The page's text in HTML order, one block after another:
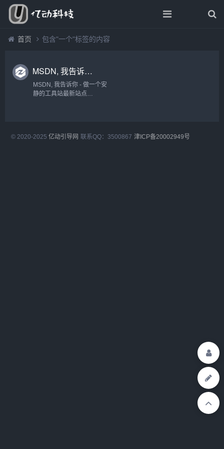
首页 包含"一个"标签的内容
MSDN, 我告诉你 - 做一个安静的工具站
MSDN, 我告诉你 - 做一个安
静的工具站最新站点
© 2020-2025 亿动引导网 联系QQ：3500867 津ICP备20002949号